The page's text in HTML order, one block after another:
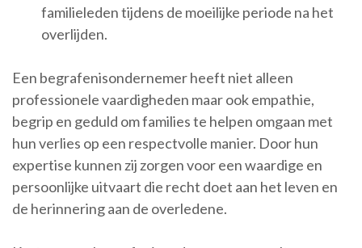
familieleden tijdens de moeilijke periode na het
overlijden.
Een begrafenisondernemer heeft niet alleen
professionele vaardigheden maar ook empathie,
begrip en geduld om families te helpen omgaan met
hun verlies op een respectvolle manier. Door hun
expertise kunnen zij zorgen voor een waardige en
persoonlijke uitvaart die recht doet aan het leven en
de herinnering aan de overledene.